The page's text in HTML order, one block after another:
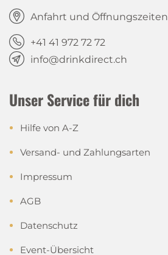
Anfahrt und Öffnungszeiten
+41 41 972 72 72
info@drinkdirect.ch
Unser Service für dich
Hilfe von A-Z
Versand- und Zahlungsarten
Impressum
AGB
Datenschutz
Event-Übersicht